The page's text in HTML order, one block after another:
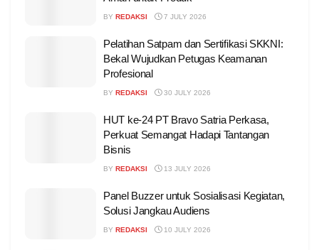
BY REDAKSI 7 JULY 2026
Pelatihan Satpam dan Sertifikasi SKKNI:
Bekal Wujudkan Petugas Keamanan
Profesional
BY REDAKSI 30 JULY 2026
HUT ke-24 PT Bravo Satria Perkasa,
Perkuat Semangat Hadapi Tantangan
Bisnis
BY REDAKSI 13 JULY 2026
Panel Buzzer untuk Sosialisasi Kegiatan,
Solusi Jangkau Audiens
BY REDAKSI 10 JULY 2026